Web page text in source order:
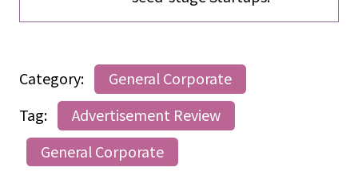
Category:
General Corporate
Tag:
Advertisement Review
General Corporate